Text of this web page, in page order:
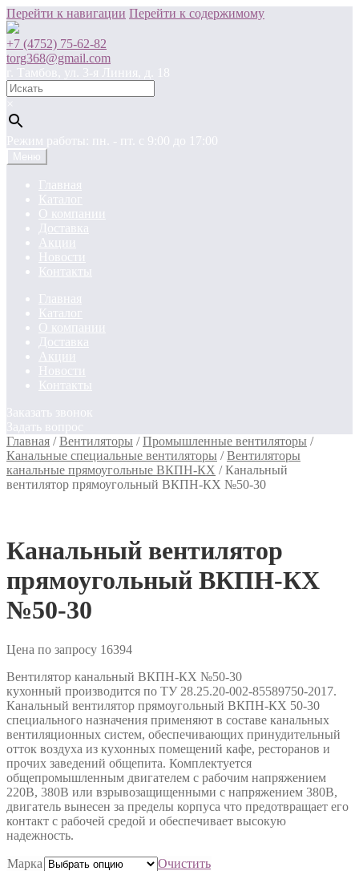
Перейти к навигации Перейти к содержимому
+7 (4752) 75-62-82
torg368@gmail.com
г. Тамбов, ул. 3-я Линия, д. 18
×
Режим работы: пн. - пт. c 9:00 до 17:00
Меню
Главная
Каталог
О компании
Доставка
Акции
Новости
Контакты
Главная
Каталог
О компании
Доставка
Акции
Новости
Контакты
Заказать звонок
Задать вопрос
Главная /Вентиляторы /Промышленные вентиляторы /
Канальные специальные вентиляторы /Вентиляторы
канальные прямоугольные ВКПН-КХ /Канальный
вентилятор прямоугольный ВКПН-КХ №50-30
Канальный вентилятор
прямоугольный ВКПН-КХ
№50-30
Цена по запросу 16394
Вентилятор канальный ВКПН-КХ №50-30
кухонный производится по ТУ 28.25.20-002-85589750-2017.
Канальный вентилятор прямоугольный ВКПН-КХ 50-30
специального назначения применяют в составе канальных
вентиляционных систем, обеспечивающих принудительный
отток воздуха из кухонных помещений кафе, ресторанов и
прочих заведений общепита. Комплектуется
общепромышленным двигателем с рабочим напряжением
220В, 380В или взрывозащищенными с напряжением 380В,
двигатель вынесен за пределы корпуса что предотвращает его
контакт с рабочей средой и обеспечивает высокую
надежность.
Марка
Очистить